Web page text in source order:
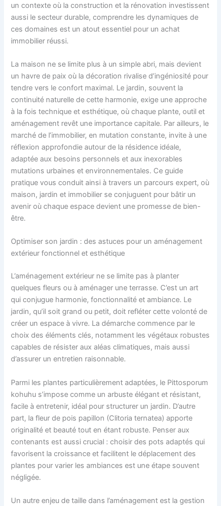
un contexte où la construction et la rénovation investissent
aussi le secteur durable, comprendre les dynamiques de
ces domaines est un atout essentiel pour un achat
immobilier réussi.
La maison ne se limite plus à un simple abri, mais devient
un havre de paix où la décoration rivalise d’ingéniosité pour
tendre vers le confort maximal. Le jardin, souvent la
continuité naturelle de cette harmonie, exige une approche
à la fois technique et esthétique, où chaque plante, outil et
aménagement revêt une importance capitale. Par ailleurs, le
marché de l’immobilier, en mutation constante, invite à une
réflexion approfondie autour de la résidence idéale,
adaptée aux besoins personnels et aux inexorables
mutations urbaines et environnementales. Ce guide
pratique vous conduit ainsi à travers un parcours expert, où
maison, jardin et immobilier se conjuguent pour bâtir un
avenir où chaque espace devient une promesse de bien-
être.
Optimiser son jardin : des astuces pour un aménagement
extérieur fonctionnel et esthétique
L’aménagement extérieur ne se limite pas à planter
quelques fleurs ou à aménager une terrasse. C’est un art
qui conjugue harmonie, fonctionnalité et ambiance. Le
jardin, qu’il soit grand ou petit, doit refléter cette volonté de
créer un espace à vivre. La démarche commence par le
choix des éléments clés, notamment les végétaux robustes
capables de résister aux aléas climatiques, mais aussi
d’assurer un entretien raisonnable.
Parmi les plantes particulièrement adaptées, le Pittosporum
kohuhu s’impose comme un arbuste élégant et résistant,
facile à entretenir, idéal pour structurer un jardin. D’autre
part, la fleur de pois papillon (Clitoria ternatea) apporte
originalité et beauté tout en étant robuste. Penser aux
contenants est aussi crucial : choisir des pots adaptés qui
favorisent la croissance et facilitent le déplacement des
plantes pour varier les ambiances est une étape souvent
négligée.
Un autre enjeu de taille dans l’aménagement est la gestion